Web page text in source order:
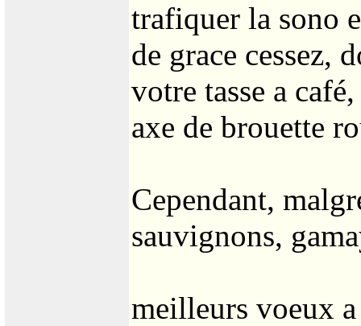
trafiquer la sono
de grace cessez,
votre tasse a
axe de brouette
Cependant,
sauvignons,
meilleurs voeux